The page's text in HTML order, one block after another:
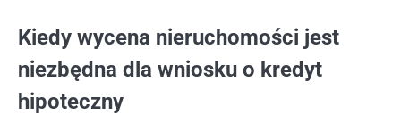
Kiedy wycena nieruchomości jest
niezbędna dla wniosku o kredyt
hipoteczny